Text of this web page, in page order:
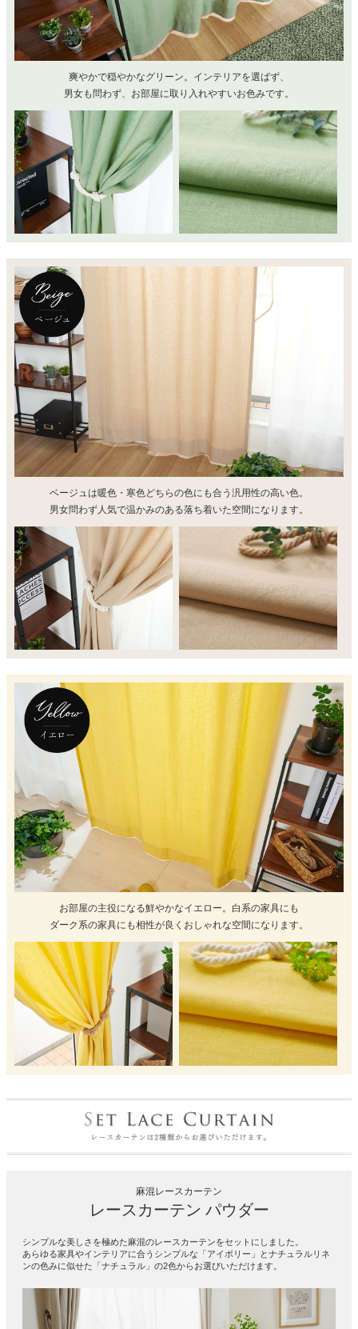
爽やかで穏やかなグリーン。インテリアを選ばず、
男女も問わず、お部屋に取り入れやすいお色みです。
ベージュは暖色・寒色どちらの色にも合う汎用性の高い色。
男女問わず人気で温かみのある落ち着いた空間になります。
お部屋の主役になる鮮やかなイエロー。白系の家具にも
ダーク系の家具にも相性が良くおしゃれな空間になります。
麻混レースカーテン
レースカーテン パウダー
シンプルな美しさを極めた麻混のレースカーテンをセットにしました。
あらゆる家具やインテリアに合うシンプルな「アイボリー」とナチュラルリネ
ンの色みに似せた「ナチュラル」の2色からお選びいただけます。